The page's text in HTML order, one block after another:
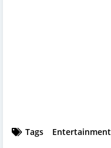
Tags Entertainment